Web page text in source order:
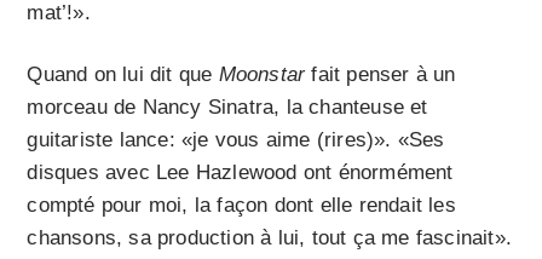
mat’!».
Quand on lui dit que Moonstarfait penser à un
morceau de Nancy Sinatra, la chanteuse et
guitariste lance: «je vous aime (rires)». «Ses
disques avec Lee Hazlewood ont énormément
compté pour moi, la façon dont elle rendait les
chansons, sa production à lui, tout ça me fascinait».